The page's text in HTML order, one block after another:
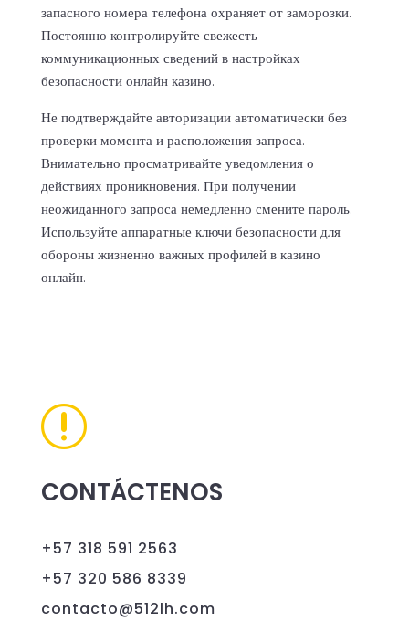
запасного номера телефона охраняет от заморозки.
Постоянно контролируйте свежесть
коммуникационных сведений в настройках
безопасности онлайн казино.
Не подтверждайте авторизации автоматически без
проверки момента и расположения запроса.
Внимательно просматривайте уведомления о
действиях проникновения. При получении
неожиданного запроса немедленно смените пароль.
Используйте аппаратные ключи безопасности для
обороны жизненно важных профилей в казино
онлайн.
r
CONTÁCTENOS
+57 318 591 2563
+57 320 586 8339
contacto@512lh.com